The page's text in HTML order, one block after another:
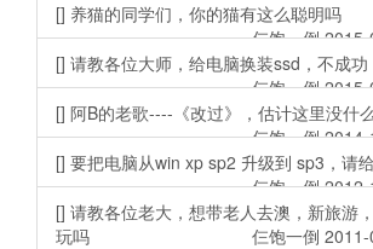
[] 养猫的同学们，你的猫有这么聪明吗
仨饱一倒
[] 请教各位大师，给电脑换装ssd，不成功
仨饱一倒
[] 阿B的老歌----《改过》，估计这里没什
仨饱一倒
[] 要把电脑从win xp sp2 升级到 sp3，请
仨饱一倒
[] 请教各位老大，想带老人去澳，新旅游
玩吗
仨饱一倒